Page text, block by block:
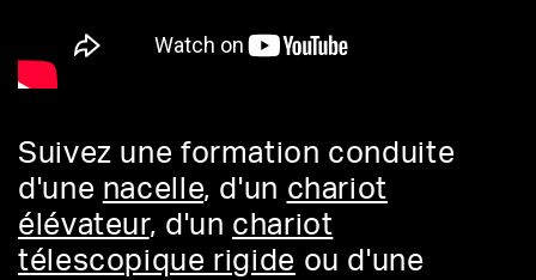
Suivez une formation conduite
d'une nacelle, d'un chariot
élévateur, d'un chariot
télescopique rigide ou d'une